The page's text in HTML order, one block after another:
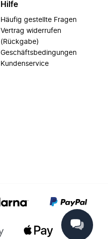
Hilfe
Häufig gestellte Fragen
Vertrag widerrufen
(Rückgabe)
Geschäftsbedingungen
Kundenservice